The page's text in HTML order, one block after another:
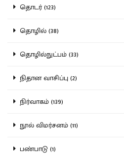
தொடர் (123)
தொழில் (38)
தொழில்நுட்பம் (33)
நிதான வாசிப்பு (2)
நிர்வாகம் (139)
நூல் விமர்சனம் (11)
பண்பாடு (1)